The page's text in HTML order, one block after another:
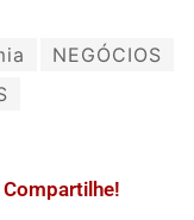
NEGÓCIOS